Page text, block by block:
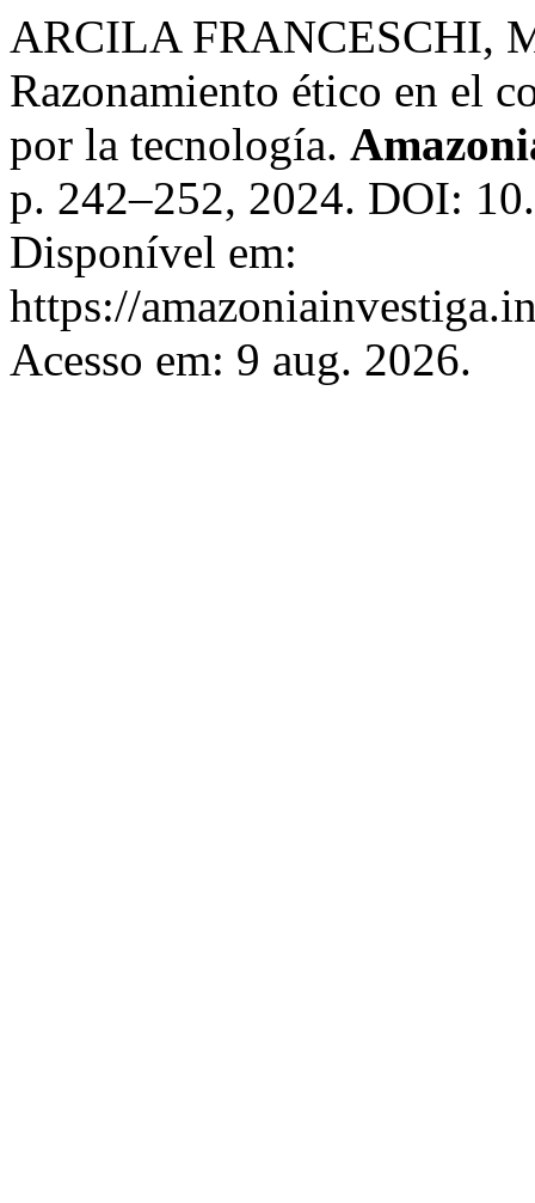
ARCILA FRANCESCHI,
Razonamiento ético en el
por la tecnología.
p. 242–252, 2024. DOI:
Disponível em:
https://
Acesso em: 9 aug. 2026.